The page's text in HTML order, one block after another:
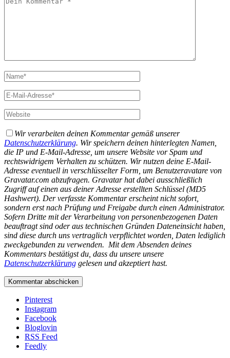
Wir verarbeiten deinen Kommentar gemäß unserer
Datenschutzerklärung. Wir speichern deinen hinterlegten Namen,
die IP und E-Mail-Adresse, um unsere Website vor Spam und
rechtswidrigem Verhalten zu schützen. Wir nutzen deine E-Mail-
Adresse eventuell in verschlüsselter Form, um Benutzeravatare von
Gravatar.com abzufragen. Gravatar hat dabei ausschließlich
Zugriff auf einen aus deiner Adresse erstellten Schlüssel (MD5
Hashwert). Der verfasste Kommentar erscheint nicht sofort,
sondern erst nach Prüfung und Freigabe durch einen Administrator.
Sofern Dritte mit der Verarbeitung von personenbezogenen Daten
beauftragt sind oder aus technischen Gründen Dateneinsicht haben,
sind diese durch uns vertraglich verpflichtet worden, Daten lediglich
zweckgebunden zu verwenden. Mit dem Absenden deines
Kommentars bestätigst du, dass du unsere unsere
Datenschutzerklärung gelesen und akzeptiert hast.
Pinterest
Instagram
Facebook
Bloglovin
RSS Feed
Feedly